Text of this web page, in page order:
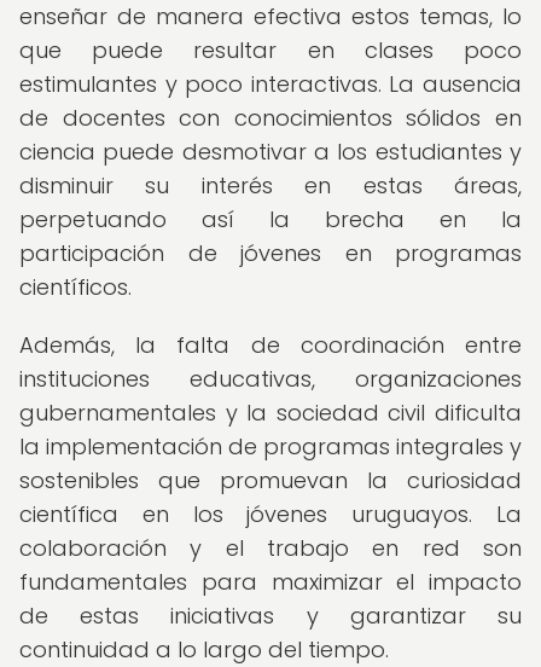
enseñar de manera efectiva estos temas, lo
que puede resultar en clases poco
estimulantes y poco interactivas. La ausencia
de docentes con conocimientos sólidos en
ciencia puede desmotivar a los estudiantes y
disminuir su interés en estas áreas,
perpetuando así la brecha en la
participación de jóvenes en programas
científicos.
Además, la falta de coordinación entre
instituciones educativas, organizaciones
gubernamentales y la sociedad civil dificulta
la implementación de programas integrales y
sostenibles que promuevan la curiosidad
científica en los jóvenes uruguayos. La
colaboración y el trabajo en red son
fundamentales para maximizar el impacto
de estas iniciativas y garantizar su
continuidad a lo largo del tiempo.